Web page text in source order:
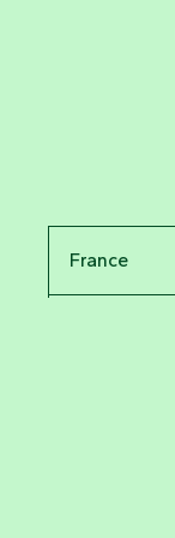
France